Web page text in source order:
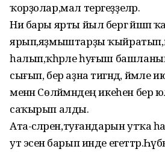
ҡорҙолар,мал тергеҙҙеләр.
Ни бары ярты йыл бергә йәшәп
ярып,яҙмыштарҙы
һалып,ҡәһәрле һуғыш
сығып, бер аҙна тигәндә, йәмле
менән Сөләймәндең икеһен бер
саҡырып алды.
Ата-әсәләрен,туғандарын утҡа
ут эсенә барып инде